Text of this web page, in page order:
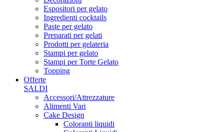
Espositori per gelato
Ingredienti cocktails
Paste per gelato
Preparati per gelati
Prodotti per gelateria
Stampi per gelato
Stampi per Torte Gelato
Topping
Offerte
SALDI
Accessori/Attrezzature
Alimenti Vari
Cake Design
Coloranti liquidi